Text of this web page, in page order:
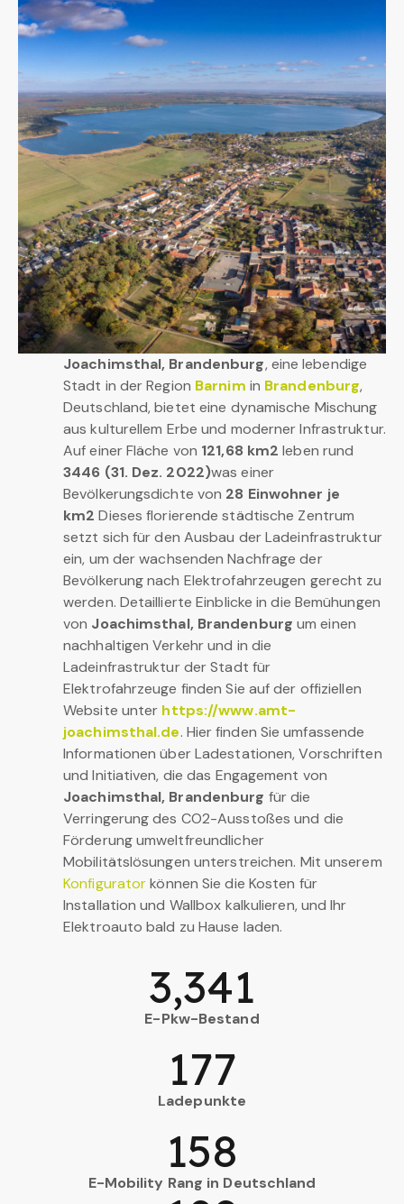
Joachimsthal, Brandenburg, eine lebendige
Stadt in der Region Barnim in Brandenburg,
Deutschland, bietet eine dynamische Mischung
aus kulturellem Erbe und moderner Infrastruktur.
Auf einer Fläche von 121,68 km2 leben rund
3446 (31. Dez. 2022)was einer
Bevölkerungsdichte von 28 Einwohner je
km2 Dieses florierende städtische Zentrum
setzt sich für den Ausbau der Ladeinfrastruktur
ein, um der wachsenden Nachfrage der
Bevölkerung nach Elektrofahrzeugen gerecht zu
werden. Detaillierte Einblicke in die Bemühungen
von Joachimsthal, Brandenburg um einen
nachhaltigen Verkehr und in die
Ladeinfrastruktur der Stadt für
Elektrofahrzeuge finden Sie auf der offiziellen
Website unter https://www.amt-
joachimsthal.de. Hier finden Sie umfassende
Informationen über Ladestationen, Vorschriften
und Initiativen, die das Engagement von
Joachimsthal, Brandenburg für die
Verringerung des CO2-Ausstoßes und die
Förderung umweltfreundlicher
Mobilitätslösungen unterstreichen. Mit unserem
Konfiguratorkönnen Sie die Kosten für
Installation und Wallbox kalkulieren, und Ihr
Elektroauto bald zu Hause laden.
E-Pkw-Bestand
3,341
Ladepunkte
177
E-Mobility Rang in Deutschland
158